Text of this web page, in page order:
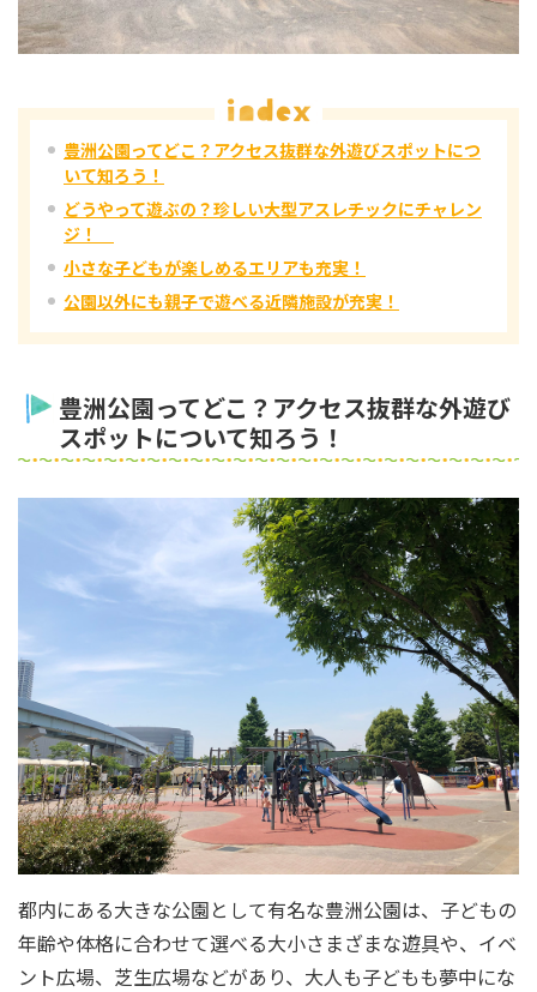
豊洲公園ってどこ？アクセス抜群な外遊びスポットにつ
いて知ろう！
どうやって遊ぶの？珍しい大型アスレチックにチャレン
ジ！
小さな子どもが楽しめるエリアも充実！
公園以外にも親子で遊べる近隣施設が充実！
豊洲公園ってどこ？アクセス抜群な外遊び
スポットについて知ろう！
都内にある大きな公園として有名な豊洲公園は、子どもの
年齢や体格に合わせて選べる大小さまざまな遊具や、イベ
ント広場、芝生広場などがあり、大人も子どもも夢中にな